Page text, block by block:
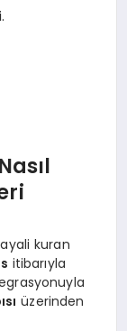
kuran
itibarıyla
üzerinden